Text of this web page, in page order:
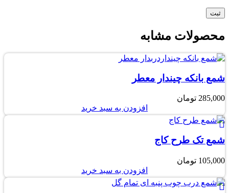
محصولات مشابه
شمع بانکه چیندار معطر
285,000 تومان
افزودن به سبد خرید
شمع تک طرح کاج
105,000 تومان
افزودن به سبد خرید